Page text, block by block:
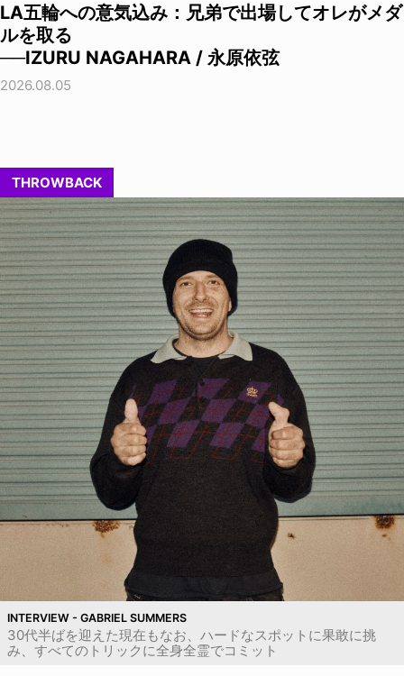
LA五輪への意気込み：兄弟で出場してオレがメダ
ルを取る
──IZURU NAGAHARA / 永原依弦
2026.08.05
THROWBACK
INTERVIEW - GABRIEL SUMMERS
30代半ばを迎えた現在もなお、ハードなスポットに果敢に挑
み、すべてのトリックに全身全霊でコミット